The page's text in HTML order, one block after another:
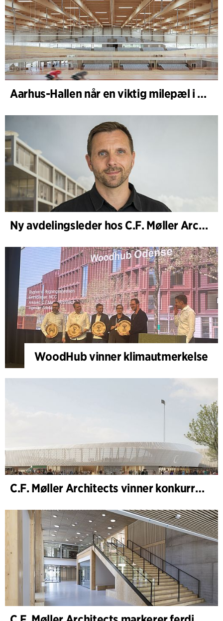
Aarhus-Hallen når en viktig milepæl i den pågående skisseprosessen
Ny avdelingsleder hos C.F. Møller Architects i København
WoodHub vinner klimautmerkelse
C.F. Møller Architects vinner konkurranse om nytt stadion i Malmö